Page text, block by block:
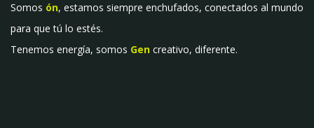
Somos ón, estamos siempre enchufados, conectados al mundo
para que tú lo estés.
Tenemos energía, somos Gen creativo, diferente.